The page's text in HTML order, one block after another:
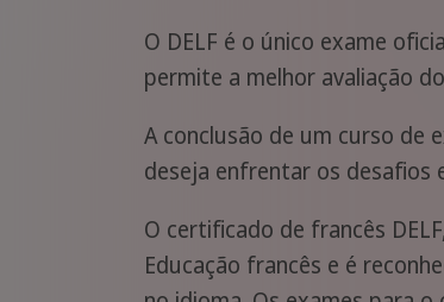
O DELF é o único exame
permite a melhor avaliação
A conclusão de um curso de
deseja enfrentar os desafios
O certificado de francês
Educação francês e é